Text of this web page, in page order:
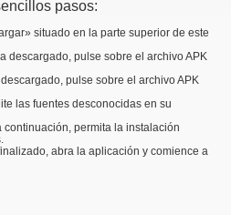
pasos:
situado en la parte superior de este
descargado, pulse sobre el archivo APK
pulse sobre el archivo APK
las fuentes desconocidas en su
continuación, permita la instalación
abra la aplicación y comience a